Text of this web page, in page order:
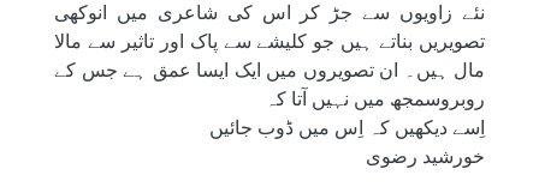
نئے زاویوں سے جڑ کر اس کی شاعری میں انوکھی
تصویریں بناتے ہیں جو کلیشے سے پاک اور تاثیر سے مالا
مال ہیں۔ ان تصویروں میں ایک ایسا عمق ہے جس کے
روبروسمجھ میں نہیں آتا کہ
اِسے دیکھیں کہ اِس میں ڈوب جائیں
خورشید رضوی